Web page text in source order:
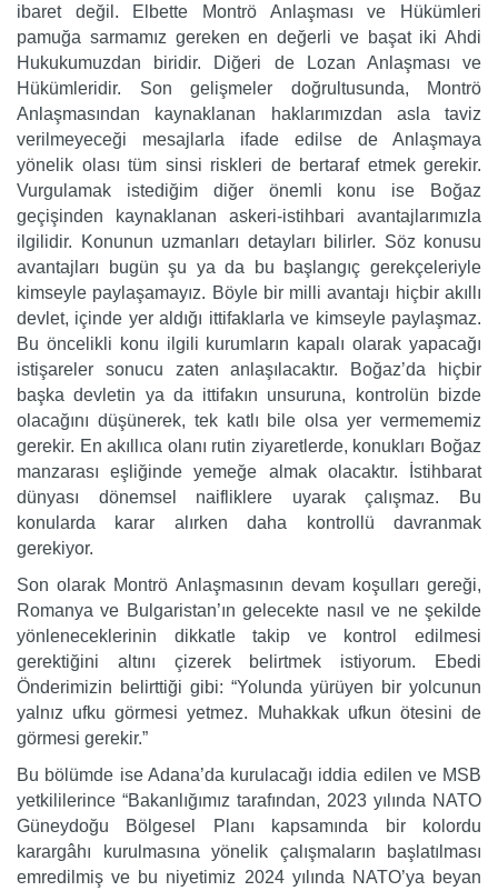
ibaret değil. Elbette Montrö Anlaşması ve Hükümleri
pamuğa sarmamız gereken en değerli ve başat iki Ahdi
Hukukumuzdan biridir. Diğeri de Lozan Anlaşması ve
Hükümleridir. Son gelişmeler doğrultusunda, Montrö
Anlaşmasından kaynaklanan haklarımızdan asla taviz
verilmeyeceği mesajlarla ifade edilse de Anlaşmaya
yönelik olası tüm sinsi riskleri de bertaraf etmek gerekir.
Vurgulamak istediğim diğer önemli konu ise Boğaz
geçişinden kaynaklanan askeri-istihbari avantajlarımızla
ilgilidir. Konunun uzmanları detayları bilirler. Söz konusu
avantajları bugün şu ya da bu başlangıç gerekçeleriyle
kimseyle paylaşamayız. Böyle bir milli avantajı hiçbir akıllı
devlet, içinde yer aldığı ittifaklarla ve kimseyle paylaşmaz.
Bu öncelikli konu ilgili kurumların kapalı olarak yapacağı
istişareler sonucu zaten anlaşılacaktır. Boğaz’da hiçbir
başka devletin ya da ittifakın unsuruna, kontrolün bizde
olacağını düşünerek, tek katlı bile olsa yer vermememiz
gerekir. En akıllıca olanı rutin ziyaretlerde, konukları Boğaz
manzarası eşliğinde yemeğe almak olacaktır. İstihbarat
dünyası dönemsel naifliklere uyarak çalışmaz. Bu
konularda karar alırken daha kontrollü davranmak
gerekiyor.
Son olarak Montrö Anlaşmasının devam koşulları gereği,
Romanya ve Bulgaristan’ın gelecekte nasıl ve ne şekilde
yönleneceklerinin dikkatle takip ve kontrol edilmesi
gerektiğini altını çizerek belirtmek istiyorum. Ebedi
Önderimizin belirttiği gibi: “Yolunda yürüyen bir yolcunun
yalnız ufku görmesi yetmez. Muhakkak ufkun ötesini de
görmesi gerekir.”
Bu bölümde ise Adana’da kurulacağı iddia edilen ve MSB
yetkililerince “Bakanlığımız tarafından, 2023 yılında NATO
Güneydoğu Bölgesel Planı kapsamında bir kolordu
karargâhı kurulmasına yönelik çalışmaların başlatılması
emredilmiş ve bu niyetimiz 2024 yılında NATO’ya beyan